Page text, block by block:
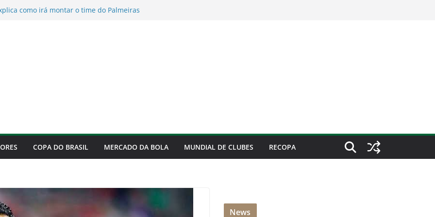
como irá montar o time do Palmeiras
COPA DO BRASIL MERCADO DA BOLA MUNDIAL DE CLUBES RECOPA
News